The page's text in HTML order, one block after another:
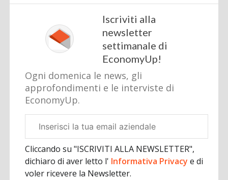
Iscriviti alla
newsletter
settimanale di
EconomyUp!
Ogni domenica le news, gli
approfondimenti e le interviste di
EconomyUp.
aziendale
Cliccando su "ISCRIVITI ALLA NEWSLETTER",
dichiaro di aver letto l' Informativa Privacye di
voler ricevere la Newsletter.